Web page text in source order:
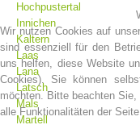
Hochpustertal
Innichen
Kaltern
Laas
Lana
Latsch
Mals
Martell
Wir nutzen Cookies auf
sind essenziell für den
uns helfen, diese Website
Cookies). Sie können
möchten. Bitte beachten
alle Funktionalitäten der